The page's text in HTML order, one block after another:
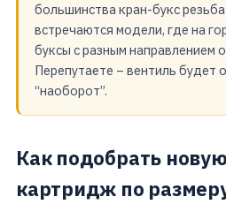
большинства кран-букс
встречаются модели, где на
буксы с разным направлением
Перепутаете – вентиль будет
“наоборот”.
Как подобрать
картридж по